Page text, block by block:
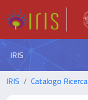
IRIS
IRIS Catalogo Ricerca